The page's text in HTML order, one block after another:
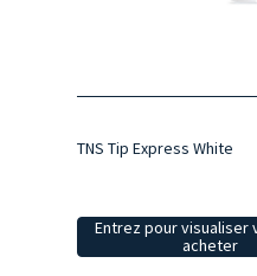
TNS Tip Express White
Entrez pour visualiser
acheter